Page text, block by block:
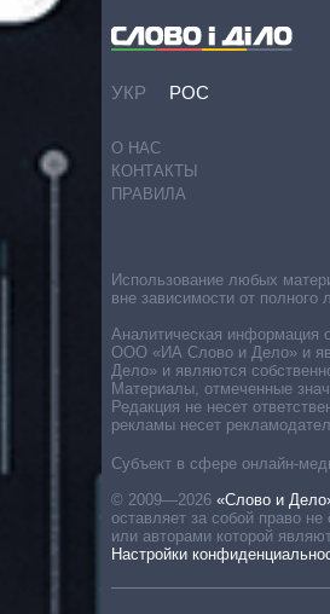
УКР РОС
О НАС
КОНТАКТЫ
ПРАВИЛА
Субъект в сфере онлайн-
© 2009—2026 «Слово и
оставляет за собой право
или авторами которой
Настройки
Использование любых
вне зависимости от полного
Аналитическая информация
ООО «ИА Слово и Дело» и
Дело» и являются
Материалы, отмеченные
Редакция не несет
рекламы несет